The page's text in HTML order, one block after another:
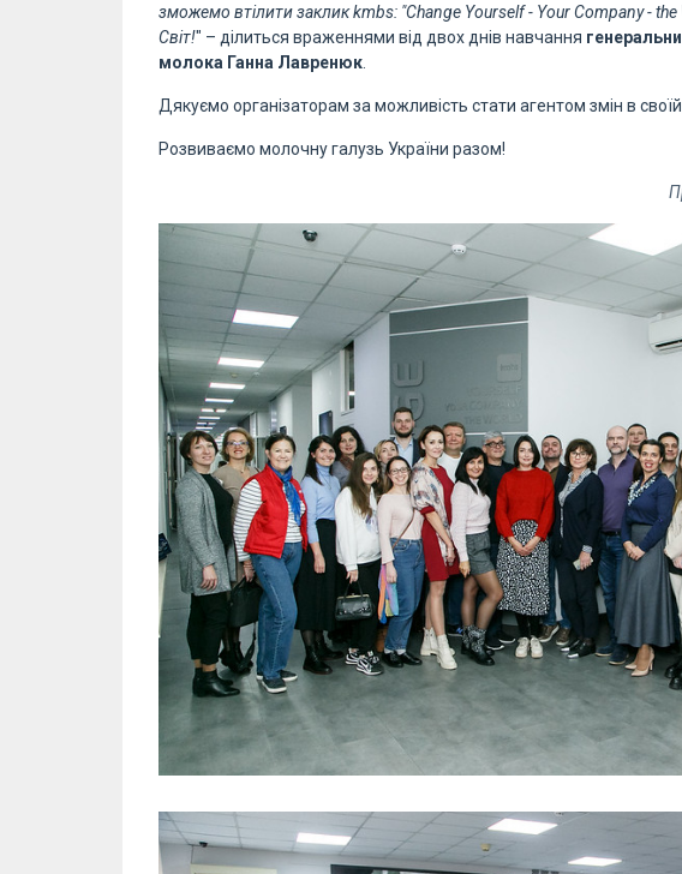
зможемо втілити заклик kmbs: "Change Yourself - Your Company -
Світ!" – ділиться враженнями від двох днів навчання
молока Ганна Лавренюк
Дякуємо організаторам за можливість стати агентом змін в своїй
Розвиваємо молочну галузь України разом!